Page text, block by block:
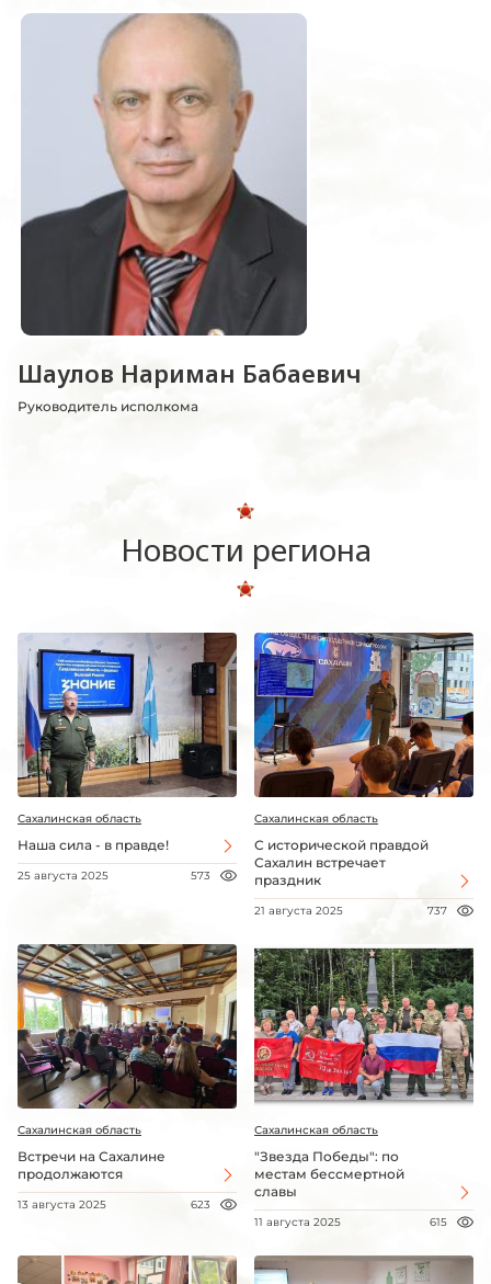
Шаулов Нариман Бабаевич
Руководитель исполкома
Новости региона
Сахалинская область
Наша сила - в правде!
25 августа 2025 573
Сахалинская область
С исторической правдой
Сахалин встречает
праздник
21 августа 2025 737
Сахалинская область
Встречи на Сахалине
продолжаются
13 августа 2025 623
Сахалинская область
"Звезда Победы": по
местам бессмертной
славы
11 августа 2025 615